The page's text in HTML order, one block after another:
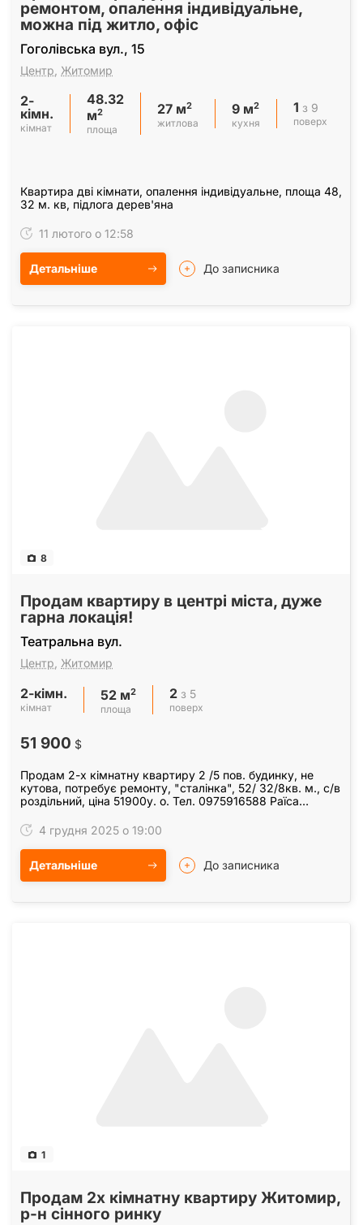
ремонтом, опалення індивідуальне,
можна під житло, офіс
Гоголівська вул., 15
Центр Житомир
2-
кімн.
кімнат
48.32
м2
площа
27 м2
житлова
9 м2
кухня
1 з 9
поверх
Квартира дві кімнати, опалення індивідуальне, площа 48,
32 м. кв, підлога дерев'яна
11 лютого о 12:58
Детальніше До записника
8
Продам квартиру в центрі міста, дуже
гарна локація!
Театральна вул.
Центр Житомир
2-кімн.
кімнат
52 м2
площа
2 з 5
поверх
51 900 $
Продам 2-х кімнатну квартиру 2 /5 пов. будинку, не
кутова, потребує ремонту, "сталінка", 52/ 32/8кв. м., с/в
роздільний, ціна 51900у. о. Тел. 0975916588 Раїса
4 грудня 2025 о 19:00
Детальніше До записника
1
Продам 2х кімнатну квартиру Житомир,
р-н сінного ринку